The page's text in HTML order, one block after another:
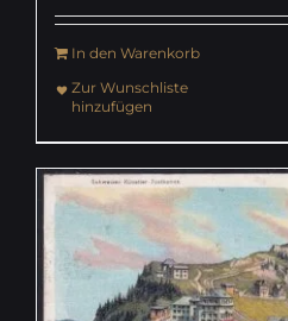
In den Warenkorb
Zur Wunschliste
hinzufügen